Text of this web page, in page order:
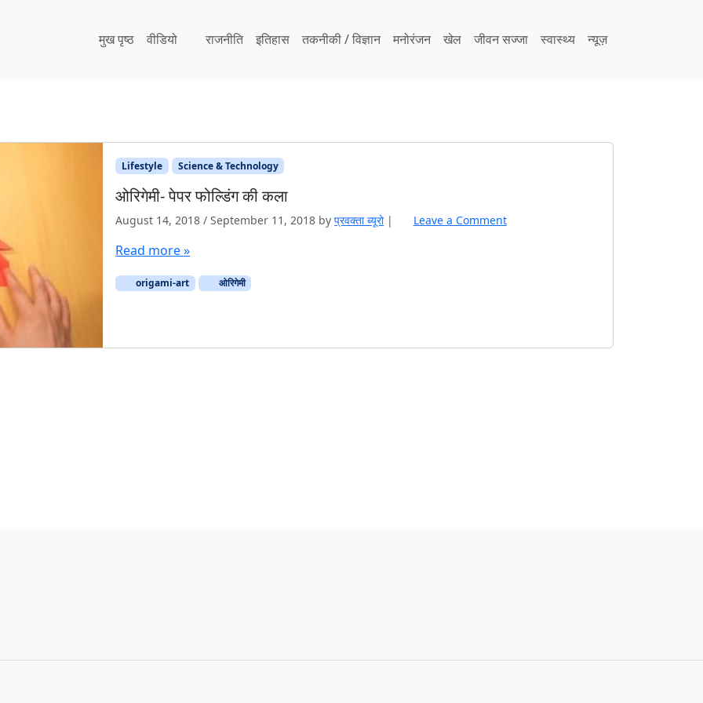
मुख पृष्ठ
वीडियो राजनीति इतिहास तकनीकी / विज्ञान मनोरंजन खेल जीवन सज्जा स्वास्थ्य न्यूज़
Lifestyle Science & Technology
ओरिगेमी- पेपर फोल्डिंग की कला
August 14, 2018 / September 11, 2018 byप्रवक्‍ता ब्यूरो | Leave a Comment
Read more »
origami-art ओरिगेमी